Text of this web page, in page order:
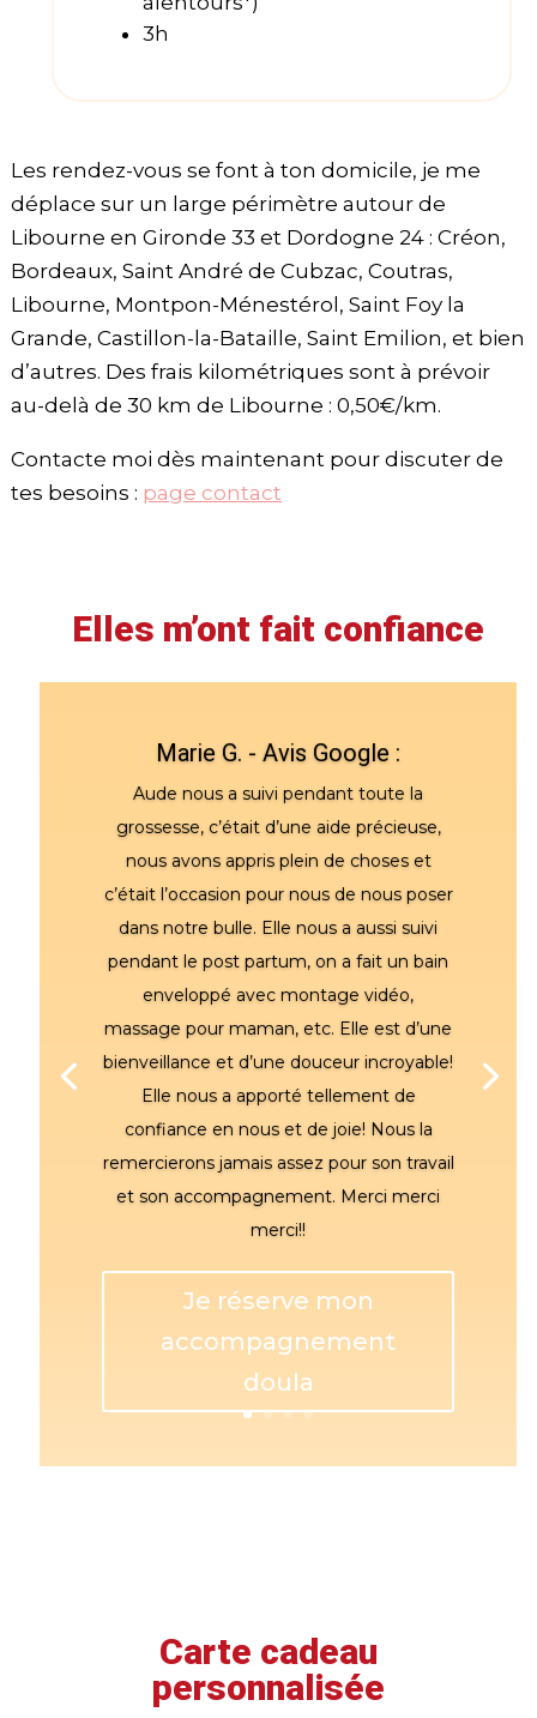
3h
Les rendez-vous se font à ton domicile, je me
déplace sur un large périmètre autour de
Libourne en Gironde 33 et Dordogne 24 : Créon,
Bordeaux, Saint André de Cubzac, Coutras,
Libourne, Montpon-Ménestérol, Saint Foy la
Grande, Castillon-la-Bataille, Saint Emilion, et bien
d’autres. Des frais kilométriques sont à prévoir
au-delà de 30 km de Libourne : 0,50€/km.
Contacte moi dès maintenant pour discuter de
tes besoins : page contact
Elles m’ont fait confiance
Marie G. - Avis Google :
Aude nous a suivi pendant toute la
grossesse, c’était d’une aide précieuse,
nous avons appris plein de choses et
c’était l’occasion pour nous de nous poser
dans notre bulle. Elle nous a aussi suivi
pendant le post partum, on a fait un bain
enveloppé avec montage vidéo,
massage pour maman, etc. Elle est d’une
bienveillance et d’une douceur incroyable!
Elle nous a apporté tellement de
confiance en nous et de joie! Nous la
remercierons jamais assez pour son travail
et son accompagnement. Merci merci
merci!!
Je réserve mon
accompagnement
doula
Carte cadeau
personnalisée